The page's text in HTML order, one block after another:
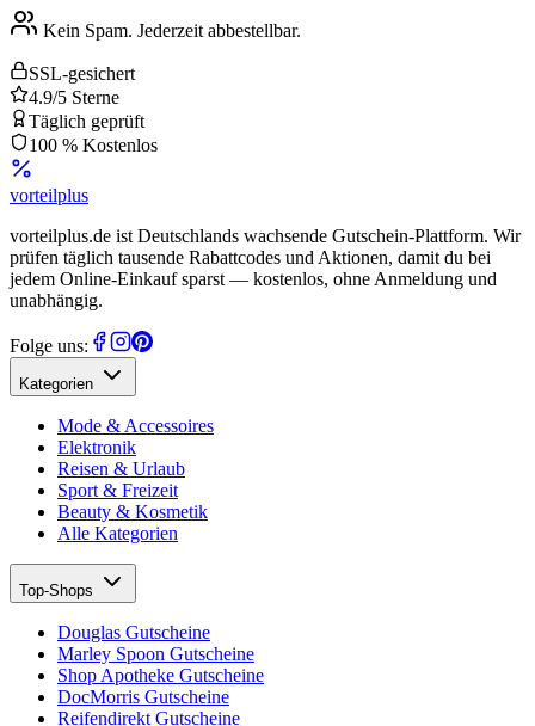
Kein Spam. Jederzeit abbestellbar.
SSL-gesichert
4.9/5 Sterne
Täglich geprüft
100 % Kostenlos
vorteilplus
vorteilplus.de ist Deutschlands wachsende Gutschein-Plattform. Wir
prüfen täglich tausende Rabattcodes und Aktionen, damit du bei
jedem Online-Einkauf sparst — kostenlos, ohne Anmeldung und
unabhängig.
Folge uns:
Kategorien
Mode & Accessoires
Elektronik
Reisen & Urlaub
Sport & Freizeit
Beauty & Kosmetik
Alle Kategorien
Top-Shops
Douglas Gutscheine
Marley Spoon Gutscheine
Shop Apotheke Gutscheine
DocMorris Gutscheine
Reifendirekt Gutscheine